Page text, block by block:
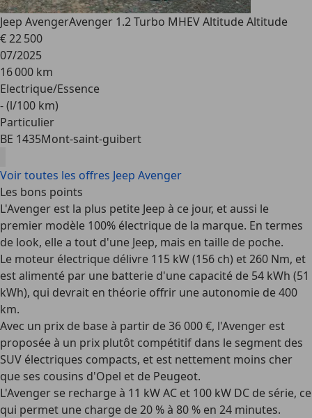
Jeep AvengerAvenger 1.2 Turbo MHEV Altitude Altitude
€ 22 500
07/2025
16 000 km
Electrique/Essence
- (l/100 km)
Particulier
BE 1435Mont-saint-guibert
Voir toutes les offres Jeep Avenger
Les bons points
L'Avenger est la plus petite Jeep à ce jour, et aussi le
premier modèle 100% électrique de la marque. En termes
de look, elle a tout d'une Jeep, mais en taille de poche.
Le moteur électrique délivre 115 kW (156 ch) et 260 Nm, et
est alimenté par une batterie d'une capacité de 54 kWh (51
kWh), qui devrait en théorie offrir une autonomie de 400
km.
Avec un prix de base à partir de 36 000 €, l'Avenger est
proposée à un prix plutôt compétitif dans le segment des
SUV électriques compacts, et est nettement moins cher
que ses cousins d'Opel et de Peugeot.
L'Avenger se recharge à 11 kW AC et 100 kW DC de série, ce
qui permet une charge de 20 % à 80 % en 24 minutes.